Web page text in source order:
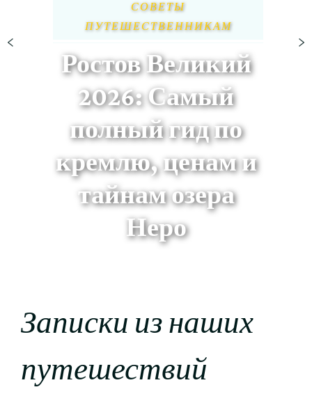
СОВЕТЫ
ПУТЕШЕСТВЕННИКАМ
Ростов Великий
2026: Самый
полный гид по
кремлю, ценам и
тайнам озера
Неро
Записки из наших
путешествий